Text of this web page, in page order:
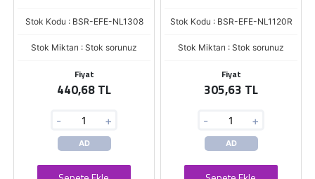
Stok Kodu : BSR-EFE-NL1308
Stok Miktarı : Stok sorunuz
Fiyat
440,68 TL
- +
AD
Stok Kodu : BSR-EFE-NL1120R
Stok Miktarı : Stok sorunuz
Fiyat
305,63 TL
- +
AD